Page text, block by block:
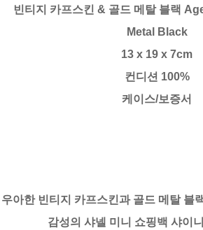
빈티지 카프스킨 & 골드 메탈 블랙
Metal Black
13 x 19 x 7cm
컨디션 100%
케이스/보증서
우아한 빈티지 카프스킨과 골드 메탈 블
감성의 샤넬 미니 쇼핑백 샤이